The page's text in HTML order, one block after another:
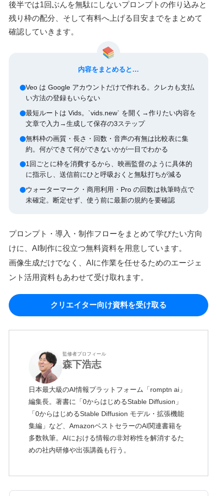
後半では1回ぶんを無駄にしないプロンプトの作り込みと
残り枠の配分、そして有料へ上げる目安までをまとめて
確認していきます。
内容をまとめると…
Veo は Google アカウントだけで作れる。クレカも支払
い方法の登録もいらない
最短ルートは Vids。`vids.new` を開く→作りたい内容を
文章で入力→生成して保存の3ステップ
無料枠の画質・長さ・回数・音声の有無は比較表に集
約。何ができて何ができないかが一目でわかる
1回ごとに枠を消費するから、映画監督のように具体的
に指示し、送信前にひと呼吸おくと無駄打ちが減る
ウォーターマーク・商用利用・Pro の回数は執筆時点で
未確定。断定せず、使う前に最新の規約を要確認
プロンプト・導入・制作フローをまとめて学びたい方向
けに、AI制作に役立つ無料資料を用意しています。
画像生成だけでなく、AIに作業を任せるためのエージェ
ント活用資料もあわせて受け取れます。
クリエイター向け資料を受け取る
監修者プロフィール
森下浩志
日本最大級のAI情報プラットフォーム「romptn ai」
編集長。著書に「0からはじめるStable Diffusion」
「0からはじめるStable Diffusion モデル・拡張機能
集編」など、AmazonベストセラーのAI関連書籍を
多数執筆。AIにおける情報の非対称性を解消するた
めの社内研修や出張講義も行う。